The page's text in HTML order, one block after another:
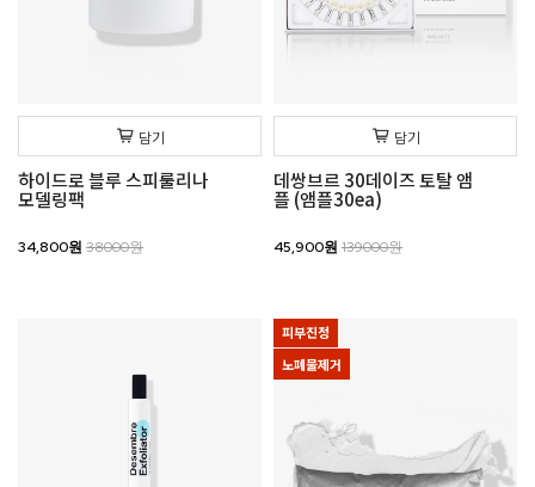
담기
하이드로 블루 스피룰리나
모델링팩
34,800원 38000원
담기
데쌍브르 30데이즈 토탈 앰
플 (앰플30ea)
45,900원 139000원
피부진정
노폐물제거